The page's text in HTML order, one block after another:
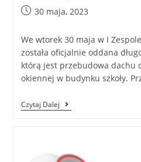
30 maja, 2023
We wtorek 30 maja w I
została oficjalnie oddana
którą jest przebudowa dachu
okiennej w budynku szkoły.
Czytaj Dalej